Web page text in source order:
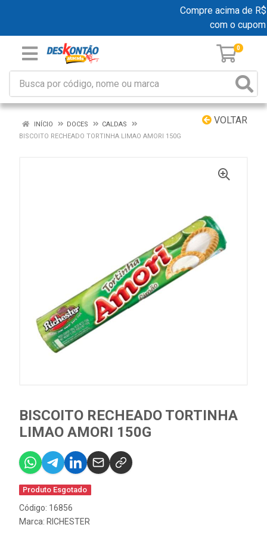
Compre acima de
com o cupom
0
VOLTAR
INÍCIO DOCES
CALDAS
BISCOITO RECHEADO TORTINHA LIMAO AMORI 150G
BISCOITO RECHEADO TORTINHA
LIMAO AMORI 150G
Produto Esgotado
Código: 16856
Marca: RICHESTER